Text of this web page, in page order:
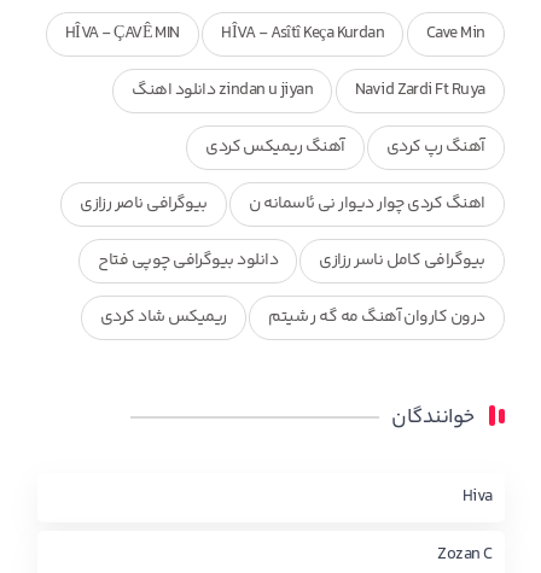
Cave Min
HÎVA - Asîtî Keça Kurdan
HÎVA - ÇAVÊ MIN
Navid Zardi Ft Ruya zindan u jiyan دانلود اهنگ
آهنگ رپ کردی آهنگ ریمیکس کردی
اهنگ کردی چوار دیوار نی ئاسمانه ن بیوگرافی ناصر رزازی
بیوگرافی کامل ناسر رزازی دانلود بیوگرافی چوپی فتاح
درون کاروان آهنگ مه گه ر شیتم ریمیکس شاد کردی
محمد جزا
چاو من
خوانندگان
Hiva
Zozan C